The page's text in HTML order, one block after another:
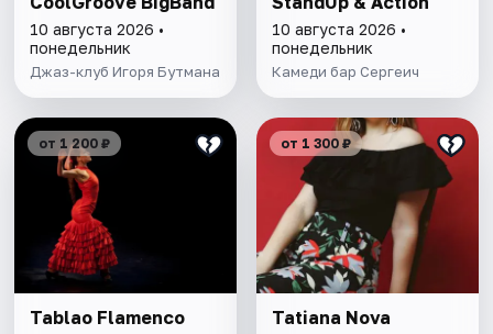
10 августа 2026 •
понедельник
Джаз-клуб Игоря Бутмана
10 августа 2026 •
понедельник
Камеди бар Сергеич
от 1 200 ₽
Tablao Flamenсo
от 1 300 ₽
Tatiana Nova